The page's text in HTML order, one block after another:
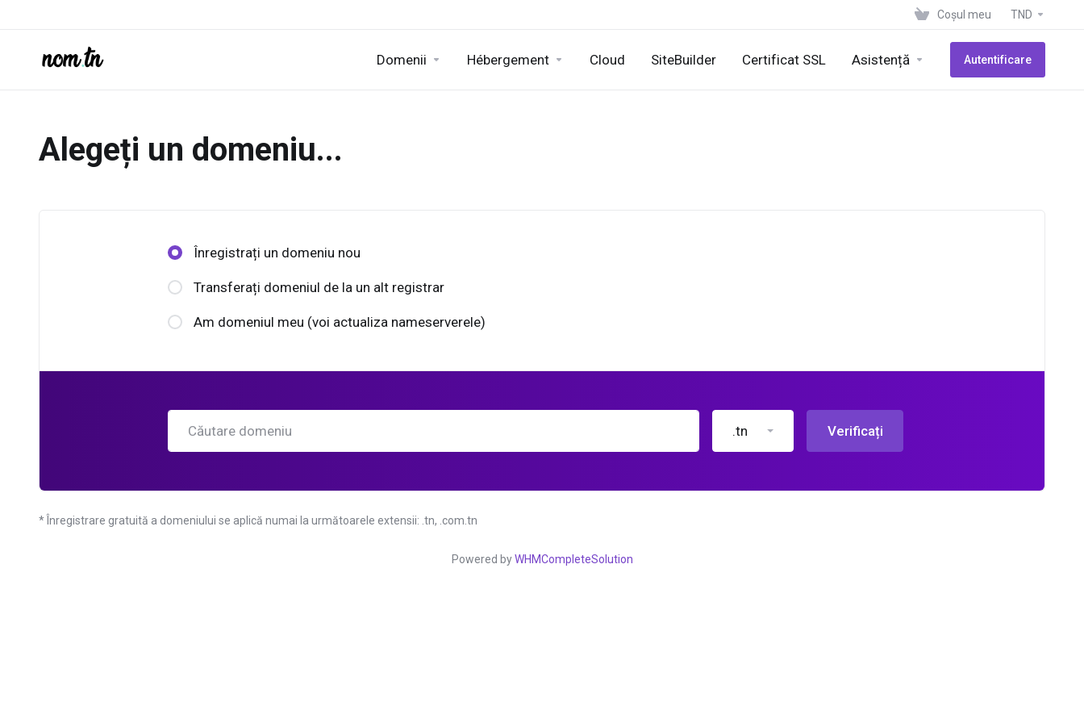
Coșul meu TND
Domenii Hébergement Cloud SiteBuilder Certificat SSL Asistență Autentificare
Alegeți un domeniu...
Înregistrați un domeniu nou
Transferați domeniul de la un alt registrar
Am domeniul meu (voi actualiza nameserverele)
.tn Verificați
* Înregistrare gratuită a domeniului se aplică numai la următoarele extensii: .tn, .com.tn
Powered byWHMCompleteSolution